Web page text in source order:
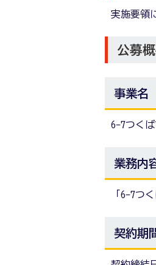
実施要領
公募
事業名
6-7つく
業務内
「6-7つ
契約期